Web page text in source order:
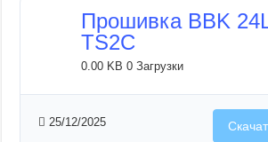
Прошивка BBK
TS2C
0.00 KB0 Загрузки
25/12/2025